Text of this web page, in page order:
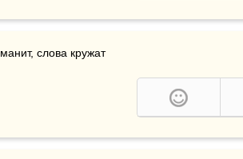
дурманит, слова кружат